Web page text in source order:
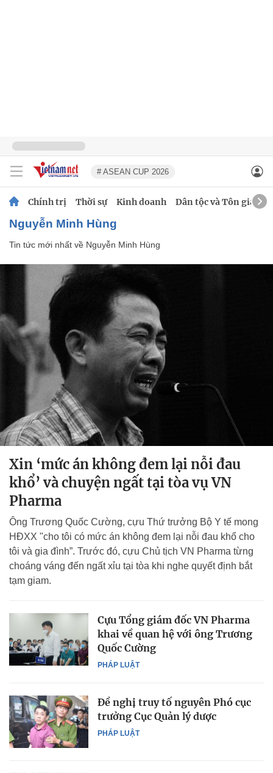
# ASEAN CUP 2026
Chính trị Thời sự Kinh doanh Dân tộc và Tôn giáo
Nguyễn Minh Hùng
Tin tức mới nhất về Nguyễn Minh Hùng
Xin ‘mức án không đem lại nỗi đau
khổ’ và chuyện ngất tại tòa vụ VN
Pharma
Ông Trương Quốc Cường, cựu Thứ trưởng Bộ Y tế mong
HĐXX "cho tôi có mức án không đem lại nỗi đau khổ cho
tôi và gia đình”. Trước đó, cựu Chủ tịch VN Pharma từng
choáng váng đến ngất xỉu tại tòa khi nghe quyết định bắt
tạm giam.
PHÁP LUẬT
Cựu Tổng giám đốc VN Pharma
khai về quan hệ với ông Trương
Quốc Cường
PHÁP LUẬT
Đề nghị truy tố nguyên Phó cục
trưởng Cục Quản lý dược